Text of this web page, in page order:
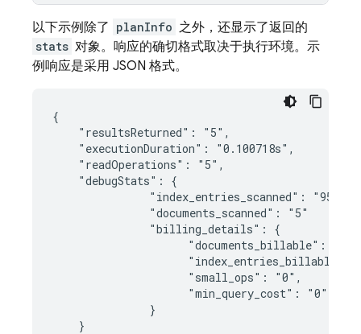
以下示例除了 planInfo 之外，还显示了返回的
stats 对象。响应的确切格式取决于执行环境。示
例响应是采用 JSON 格式。
{
    "resultsReturned": "5",
    "executionDuration": "0.100718s",
    "readOperations": "5",
    "debugStats": {
"index_entries_scanned":
               "documents_scanned": "5"
               "billing_details": {
                     "documents_billable": "5",
"index_entries_billable":
                     "small_ops": "0",
                     "min_query_cost": "0",
               }
    }